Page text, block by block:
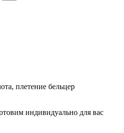
плетение бельцер
индивидуально для вас